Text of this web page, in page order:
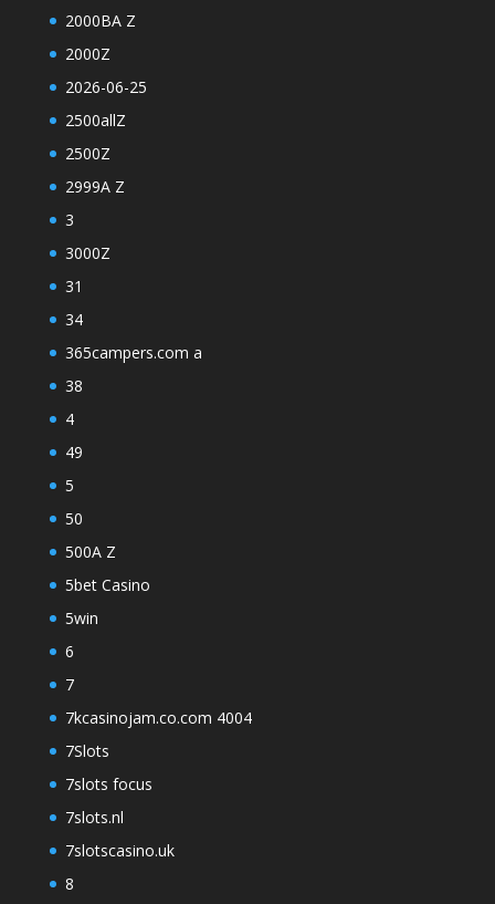
2000BA Z
2000Z
2026-06-25
2500allZ
2500Z
2999A Z
3
3000Z
31
34
365campers.com a
38
4
49
5
50
500A Z
5bet Casino
5win
6
7
7kcasinojam.co.com 4004
7Slots
7slots focus
7slots.nl
7slotscasino.uk
8